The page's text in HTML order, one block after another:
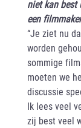
niet kan best
een
“Je ziet nu
worden
sommige
moeten we
discussie
Ik lees veel
zij best veel